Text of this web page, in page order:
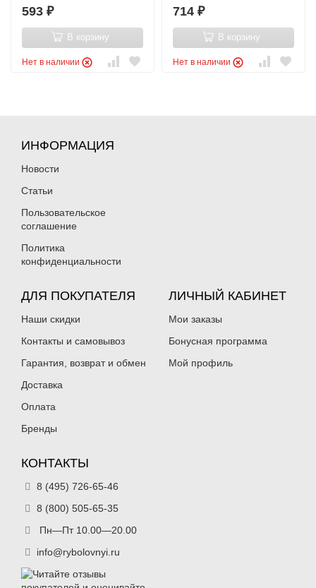
593 ₽
В корзину
Нет в наличии
714 ₽
В корзину
Нет в наличии
ИНФОРМАЦИЯ
Новости
Статьи
Пользовательское
соглашение
Политика
конфиденциальности
ДЛЯ ПОКУПАТЕЛЯ
Наши скидки
Контакты и самовывоз
Гарантия, возврат и обмен
Доставка
Оплата
Бренды
ЛИЧНЫЙ КАБИНЕТ
Мои заказы
Бонусная программа
Мой профиль
КОНТАКТЫ
8 (495) 726-65-46
8 (800) 505-65-35
Пн—Пт 10.00—20.00
info@rybolovnyi.ru